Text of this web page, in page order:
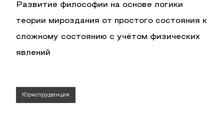
Развитие философии на основе логики
теории мироздания от простого состояния к
сложному состоянию с учётом физических
явлений
Юриспруденция